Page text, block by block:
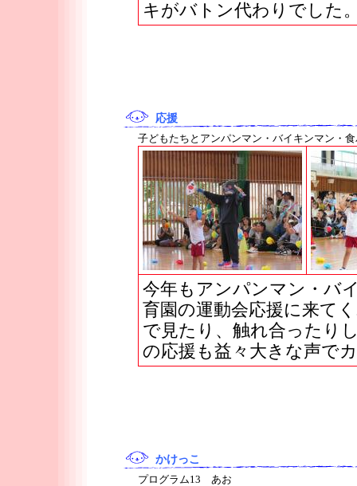
キがバトン代わりでした
応援
子どもたちとアンパンマン・バイキンマン・
今年もアンパンマン・バ
育園の運動会応援に来て
で見たり、触れ合ったり
の応援も益々大きな声で
かけっこ
プログラム13 あお